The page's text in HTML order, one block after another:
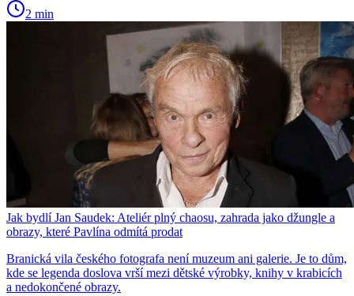
2 min
Jak bydlí Jan Saudek: Ateliér plný chaosu, zahrada jako džungle a
obrazy, které Pavlína odmítá prodat
Branická vila českého fotografa není muzeum ani galerie. Je to dům,
kde se legenda doslova vrší mezi dětské výrobky, knihy v krabicích
a nedokončené obrazy.